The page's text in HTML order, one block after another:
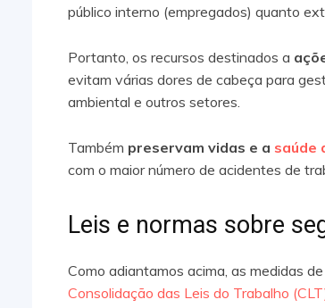
público interno (empregados) quanto
Portanto, os recursos destinados a
evitam várias dores de cabeça para
ambiental e outros setores.
Também preservam vidas e a saúde
com o maior número de acidentes de
Leis e normas sobre
Como adiantamos acima, as medidas de
Consolidação das Leis do Trabalho